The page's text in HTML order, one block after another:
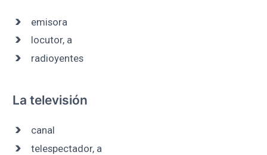
emisora
locutor, a
radioyentes
La televisión
canal
telespectador, a